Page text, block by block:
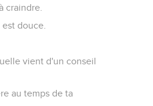
craindre.
douce.
vient d'un conseil
au temps de ta